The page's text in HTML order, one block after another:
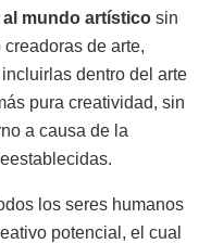
mundo artístico sin
de arte,
dentro del arte
pura creatividad, sin
a causa de la
los seres humanos
potencial, el cual